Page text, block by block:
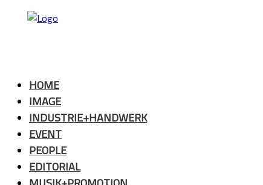
HOME
IMAGE
INDUSTRIE+HANDWERK
EVENT
PEOPLE
EDITORIAL